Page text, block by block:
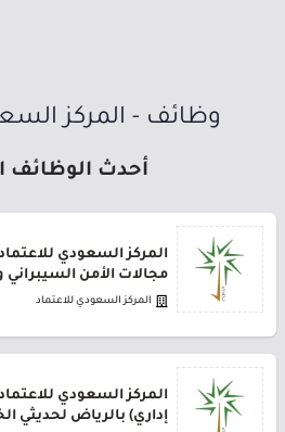
وظائف - المركز
أحدث الوظائف
المركز السعودي
مجالات الأمن السيبراني
المركز السعودي للاعتماد
المركز السعودي
إداري) بالرياض لحديثي